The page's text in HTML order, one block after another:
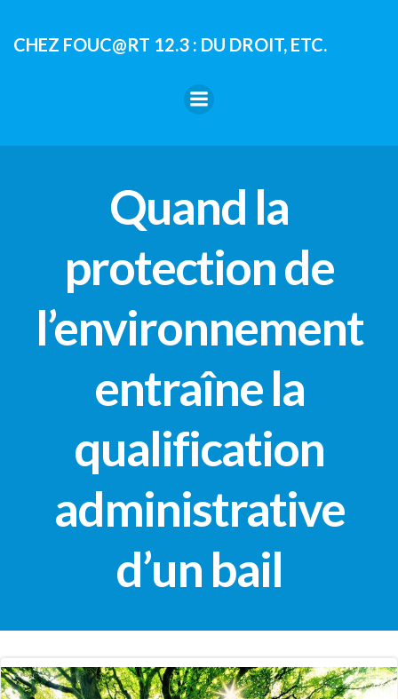
contenu
CHEZ FOUC@RT 12.3 : DU DROIT, ETC.
Quand la
protection de
l’environnement
entraîne la
qualification
administrative
d’un bail